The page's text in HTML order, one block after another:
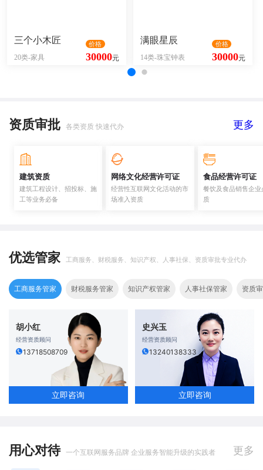
三个小木匠
20类-家具 30000元
价格 满眼星辰
14类-珠宝钟表 30000元
价格
资质审批 各类资质 快速代办 更多
建筑资质
建筑工程设计、招投标、施
工等业务必备
网络文化经营许可证
经营性互联网文化活动的市
场准入资质
食品经营许可证
餐饮及食品销售企业
质
优选管家 工商服务、财税服务、知识产权、人事社保、资质审批专业代办
工商服务管家 财税服务管家 知识产权管家 人事社保管家 资质
胡小红
经营资质顾问
13718508709
立即咨询
史兴玉
经营资质顾问
13240138333
立即咨询
用心对待 一个互联网服务品牌 企业服务智能升级的实践者 更多